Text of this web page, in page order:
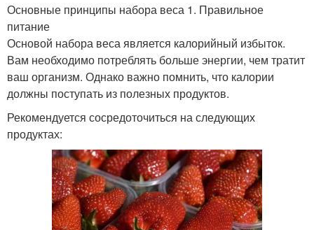
Основные принципы набора веса 1. Правильное
питание
Основой набора веса является калорийный избыток.
Вам необходимо потреблять больше энергии, чем тратит
ваш организм. Однако важно помнить, что калории
должны поступать из полезных продуктов.
Рекомендуется сосредоточиться на следующих
продуктах: